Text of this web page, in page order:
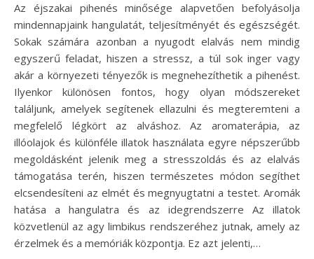
Az éjszakai pihenés minősége alapvetően befolyásolja
mindennapjaink hangulatát, teljesítményét és egészségét.
Sokak számára azonban a nyugodt elalvás nem mindig
egyszerű feladat, hiszen a stressz, a túl sok inger vagy
akár a környezeti tényezők is megnehezíthetik a pihenést.
Ilyenkor különösen fontos, hogy olyan módszereket
találjunk, amelyek segítenek ellazulni és megteremteni a
megfelelő légkört az alváshoz. Az aromaterápia, az
illóolajok és különféle illatok használata egyre népszerűbb
megoldásként jelenik meg a stresszoldás és az elalvás
támogatása terén, hiszen természetes módon segíthet
elcsendesíteni az elmét és megnyugtatni a testet. Aromák
hatása a hangulatra és az idegrendszerre Az illatok
közvetlenül az agy limbikus rendszeréhez jutnak, amely az
érzelmek és a memóriák központja. Ez azt jelenti,…